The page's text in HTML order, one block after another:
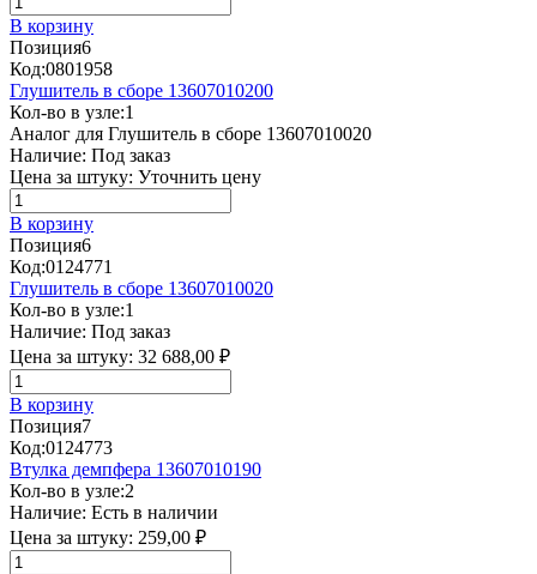
В корзину
Позиция6
Код:0801958
Глушитель в сборе 13607010200
Кол-во в узле:1
Аналог для Глушитель в сборе 13607010020
Наличие: Под заказ
Цена за штуку: Уточнить цену
В корзину
Позиция6
Код:0124771
Глушитель в сборе 13607010020
Кол-во в узле:1
Наличие: Под заказ
Цена за штуку: 32 688,00 ₽
В корзину
Позиция7
Код:0124773
Втулка демпфера 13607010190
Кол-во в узле:2
Наличие: Есть в наличии
Цена за штуку: 259,00 ₽